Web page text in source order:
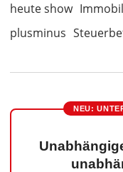
heute show
plusminus
NEU: